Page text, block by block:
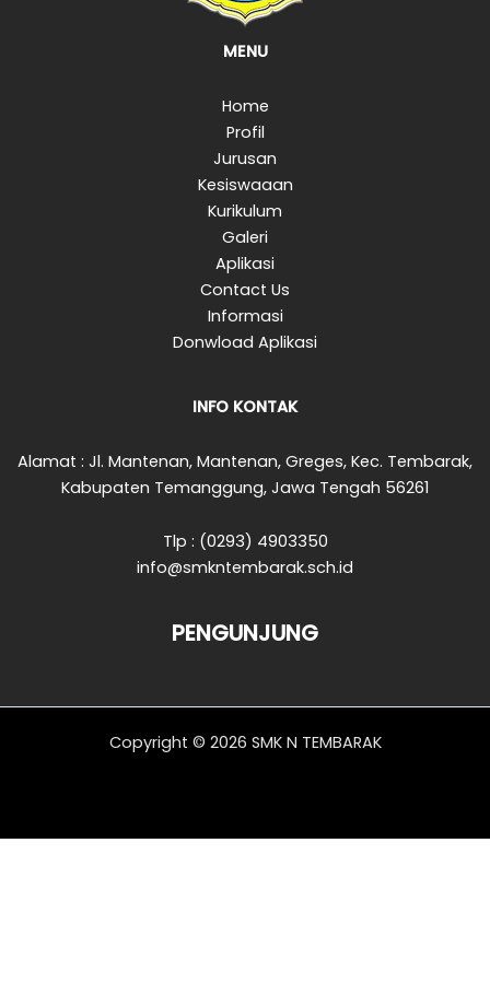
MENU
Home
Profil
Jurusan
Kesiswaaan
Kurikulum
Galeri
Aplikasi
Contact Us
Informasi
Donwload Aplikasi
INFO KONTAK
Alamat : Jl. Mantenan, Mantenan, Greges, Kec. Tembarak,
Kabupaten Temanggung, Jawa Tengah 56261
Tlp : (0293) 4903350
info@smkntembarak.sch.id
PENGUNJUNG
Copyright © 2026 SMK N TEMBARAK